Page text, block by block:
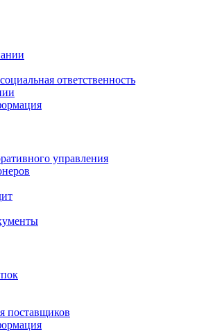
ответственность
управления
поставщиков